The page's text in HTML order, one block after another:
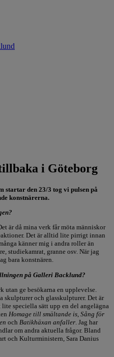
i Göteborg
startar den 23/3 tog vi pulsen på
konstnärerna.
är då mina verk får möta människor
Det är alltid lite pirrigt innan
känner mig i andra roller än
studiekamrat, granne osv. När jag
bara konstnären.
på Galleri Backlund?
utan ge besökarna en upplevelse.
skulpturer och glasskulpturer. Det är
speciella sätt upp en del angelägna
Homage till smältande is, Sång för
och Batikhäxan anfaller. Jag har
om andra aktuella frågor. Bland
och Kulturministern, Sara Danius